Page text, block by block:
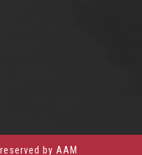
by AAM